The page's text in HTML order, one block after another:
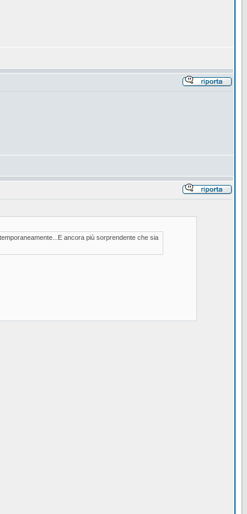
ancora più sorprendente che sia